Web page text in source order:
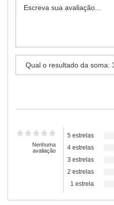
Nenhuma
avaliação
5 estrelas
4 estrelas
3 estrelas
2 estrelas
1 estrela